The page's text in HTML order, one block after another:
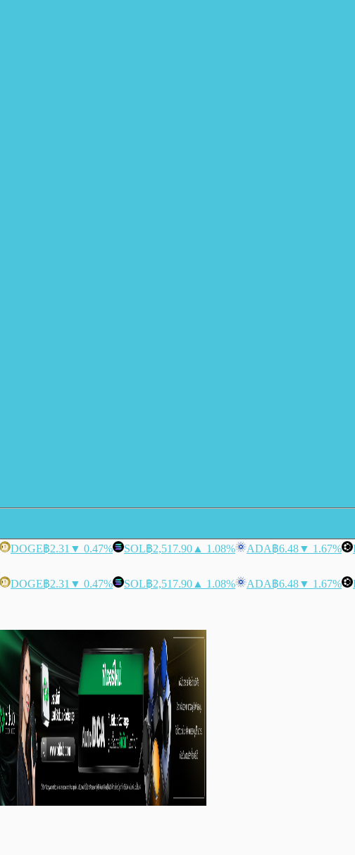
DOGE฿2.31 ▼ 0.47% SOL฿2,517.90 ▲ 1.08% ADA฿6.48▼ 1.67%
DOGE฿2.31 ▼ 0.47% SOL฿2,517.90 ▲ 1.08% ADA฿6.48▼ 1.67%